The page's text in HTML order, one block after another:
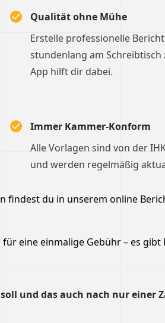
Qualität ohne Mühe
Erstelle professionelle
stundenlang am Schreibtisch
App hilft dir dabei.
Immer Kammer-Konform
Alle Vorlagen sind von der
und werden regelmäßig
findest du in unserem online
eine einmalige Gebühr – es gibt
und das auch nach nur einer